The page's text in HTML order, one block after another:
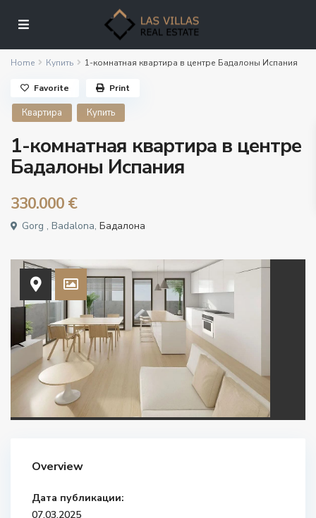
Home Купить 1-комнатная квартира в центре Бадалоны Испания
Квартира Купить
1-комнатная квартира в центре
Бадалоны Испания
330.000 €
Gorg , Badalona,Бадалона
Favorite Print
Overview
Дата публикации:
07.03.2025